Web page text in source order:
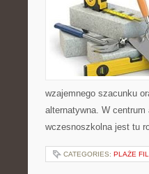
wzajemnego szacunku
alternatywna. W
wczesnoszkolna jest tu
CATEGORIES: PLAŻE